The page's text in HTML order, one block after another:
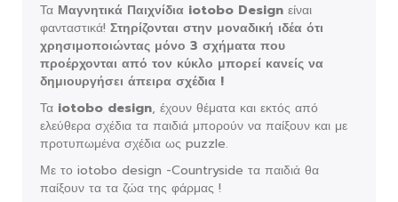
Τα Μαγνητικά Παιχνίδια iotobo Design είναι
φανταστικά! Στηρίζονται στην μοναδική ιδέα ότι
χρησιμοποιώντας μόνο 3 σχήματα που
προέρχονται από τον κύκλο μπορεί κανείς να
δημιουργήσει άπειρα σχέδια !
Τα iotobo design, έχουν θέματα και εκτός από
ελεύθερα σχέδια τα παιδιά μπορούν να παίξουν και με
προτυπωμένα σχέδια ως puzzle.
Με το iotobo design -Countryside τα παιδιά θα
παίξουν τα τα ζώα της φάρμας !